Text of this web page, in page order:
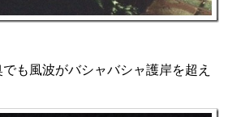
も風波がバシャバシャ護岸を超え